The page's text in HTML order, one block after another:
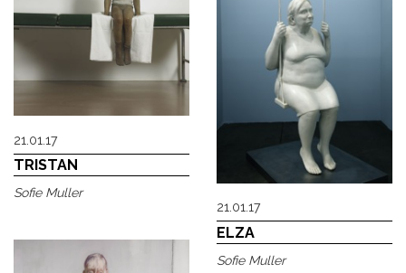
21.01.17
TRISTAN
Sofie Muller
21.01.17
ELZA
Sofie Muller